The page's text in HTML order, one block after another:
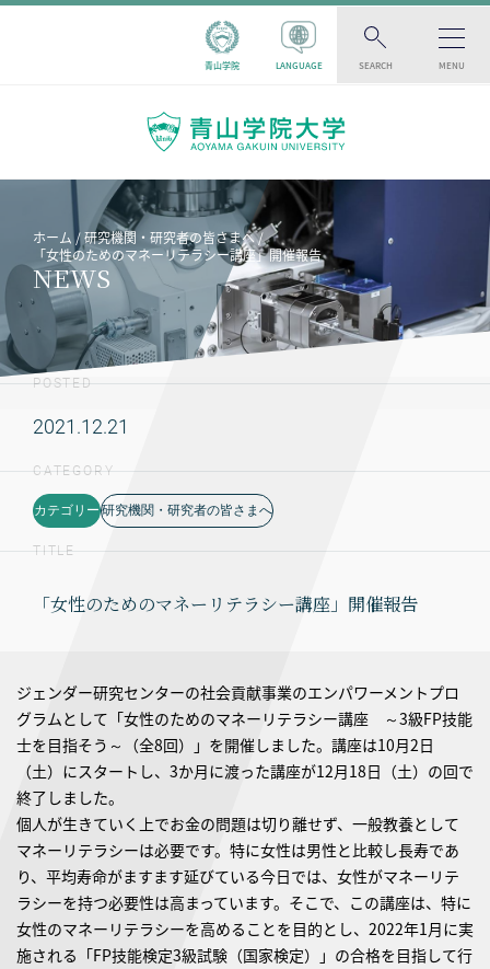
青山学院 LANGUAGE SEARCH MENU
ホーム
研究機関・研究者の皆さまへ
「女性のためのマネーリテラシー講座」開催報告
NEWS
POSTED
2021.12.21
CATEGORY
カテゴリー 研究機関・研究者の皆さまへ
TITLE
「女性のためのマネーリテラシー講座」開催報告
ジェンダー研究センターの社会貢献事業のエンパワーメントプロ
グラムとして「女性のためのマネーリテラシー講座 ～3級FP技能
士を目指そう～（全8回）」を開催しました。講座は10月2日
（土）にスタートし、3か月に渡った講座が12月18日（土）の回で
終了しました。
個人が生きていく上でお金の問題は切り離せず、一般教養として
マネーリテラシーは必要です。特に女性は男性と比較し長寿であ
り、平均寿命がますます延びている今日では、女性がマネーリテ
ラシーを持つ必要性は高まっています。そこで、この講座は、特に
女性のマネーリテラシーを高めることを目的とし、2022年1月に実
施される「FP技能検定3級試験（国家検定）」の合格を目指して行